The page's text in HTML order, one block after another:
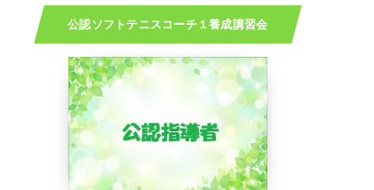
公認ソフトテニスコーチ１養成講習会